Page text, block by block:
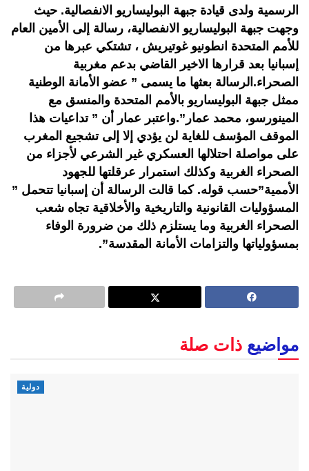
الرسمية ولدى قيادة جبهة البوليساريو الانفصالية. حيث
وجهت جبهة البوليساريو الانفصالية، رسالة إلى الأمين العام
للأمم المتحدة انطونيو غوتيريش ، تشتكي عبرها من
إسبانيا بعد قرارها الاخير القاضي بدعم مغربية
الصحراء.الرسالة بعثها ما يسمى ” عضو الأمانة الوطنية
ممثل جبهة البوليساريو بالأمم المتحدة والمنسق مع
المينورسو، محمد عمار”.واعتبر عمار أن ” تداعيات هذا
الموقف المؤسف للغاية لن يؤدي إلا إلى تشجيع المغرب
على مواصلة احتلالها العسكري غير الشرعي لأجزاء من
الصحراء الغربية وكذلك استمرار عرقلتها للجهود
الأممية”حسب قوله. كما قالت الرسالة أن إسبانيا تتحمل ”
المسؤوليات القانونية والتاريخية والأخلاقية تجاه شعب
الصحراء الغربية وما يستلزم ذلك من ضرورة الوفاء
بمسؤولياتها والتزامات الأمانة المقدسة”.
مواضيع ذات صلة
دولية